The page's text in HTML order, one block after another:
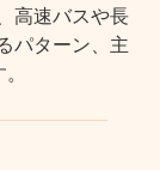
高速バスや長
パターン、主